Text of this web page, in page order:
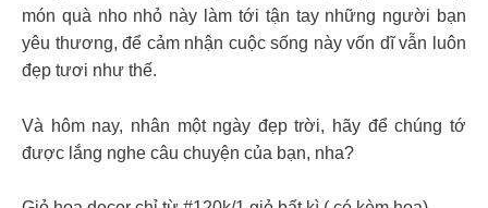
món quà nho nhỏ này làm tới tận tay những người bạn
yêu thương, để cảm nhận cuộc sống này vốn dĩ vẫn luôn
đẹp tươi như thế.
Và hôm nay, nhân một ngày đẹp trời, hãy để chúng tớ
được lắng nghe câu chuyện của bạn, nha?